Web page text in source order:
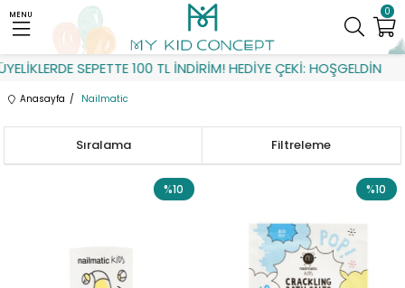
SEPETTE 100 TL İNDİRİM! HEDİYE ÇEKİ: HOŞGELDİN
0
MENU
Anasayfa Nailmatic
Filtreleme
Sıralama
%10 %10